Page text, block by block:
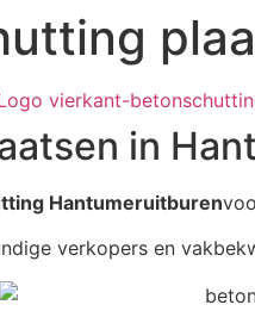
in
Hantumeruitburen
verkopers en